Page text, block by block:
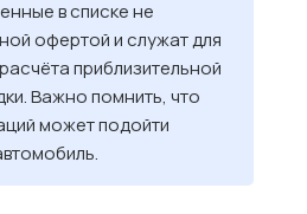
в списке не
офертой и служат для
приблизительной
Важно помнить, что
может подойти